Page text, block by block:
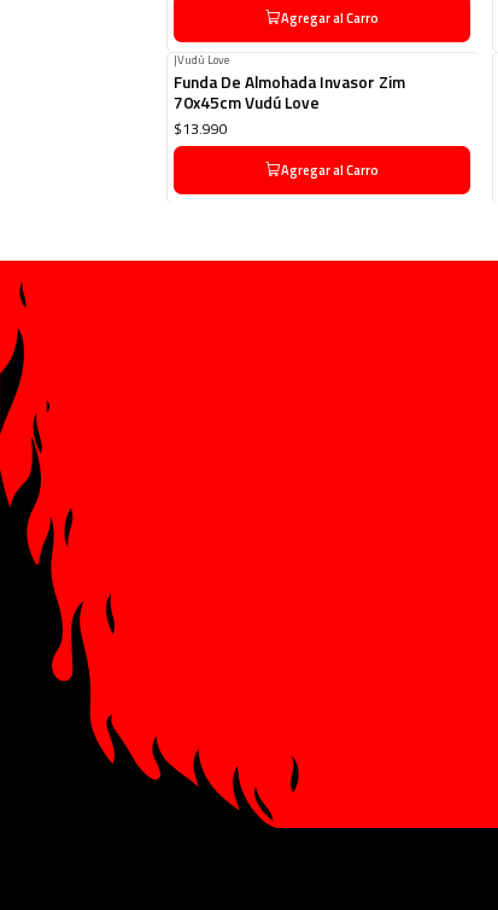
Agregar al Carro
|Vudú Love
Funda De Almohada Invasor Zim
70x45cm Vudú Love
$13.990
Agregar al Carro